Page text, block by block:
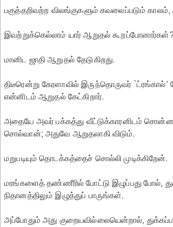
பகுத்தறிவற்ற விலங்குகளும் கவலைப்படும்
இவற்றுக்கெல்லாம் யார் ஆறுதல்
மானிட ஜாதி ஆறுதல் தேடுகிறது.
திடீரென்று கேரளாவில் இருந்தொருவர்
என்னிடம் ஆறுதல் கேட்கிறார்.
அதையே அவர் பக்கத்து வீட்டுக்காரனிடம்
சொல்வான்; அதுவே ஆறுதலாகி விடும்.
மறுபடியும் தொடக்கத்தைச் சொல்லி முடிக்கிறேன்.
மரங்களைத் தண்ணீரில் போட்டு இழுப்பது போல்,
நிதானத்திலும் இழுத்துப் பாருங்கள்.
அப்போதும் அது குறையவில்லையென்றால்,